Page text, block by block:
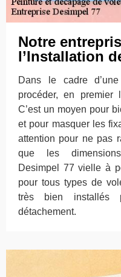
Notre
l’Installation
Dans le cadre
procéder, en premier
C’est un moyen pour
et pour masquer les
attention pour ne pas
que les dimensions
Desimpel 77 vielle à
pour tous types de
très bien installés
détachement.